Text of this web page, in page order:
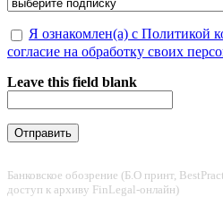
Обработка персональных
Я ознакомлен(а) с Политикой
согласие на обработку своих
Leave this field blank
Банковское обозрение (Б.О принт,
доступ к архиву FinLegal-онлайн)